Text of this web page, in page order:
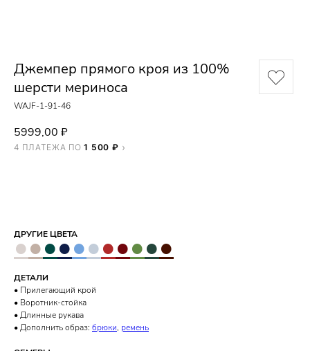
Джемпер прямого кроя из 100%
шерсти мериноса
WAJF-1-91-46
5999,00 ₽
4 ПЛАТЕЖА ПО1 500 ₽
ДРУГИЕ ЦВЕТА
●●●●●●●●●●●
ДЕТАЛИ
• Прилегающий крой
• Воротник-стойка
• Длинные рукава
• Дополнить образ: брюки, ремень